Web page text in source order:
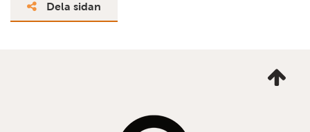
Dela sidan
mig